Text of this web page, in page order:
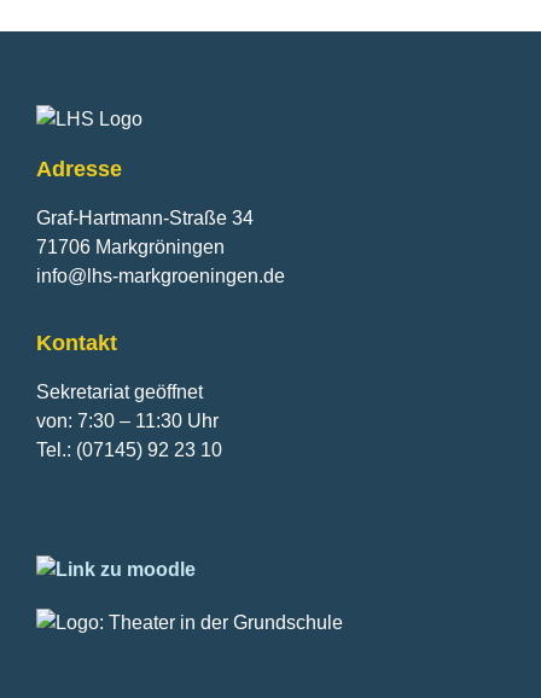
Fusszeile
Adresse
Graf-Hartmann-Straße 34
71706 Markgröningen
info@lhs-markgroeningen.de
Kontakt
Sekretariat geöffnet
von: 7:30 – 11:30 Uhr
Tel.: (07145) 92 23 10